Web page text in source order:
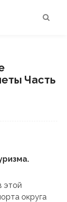
Часть
этой
округа